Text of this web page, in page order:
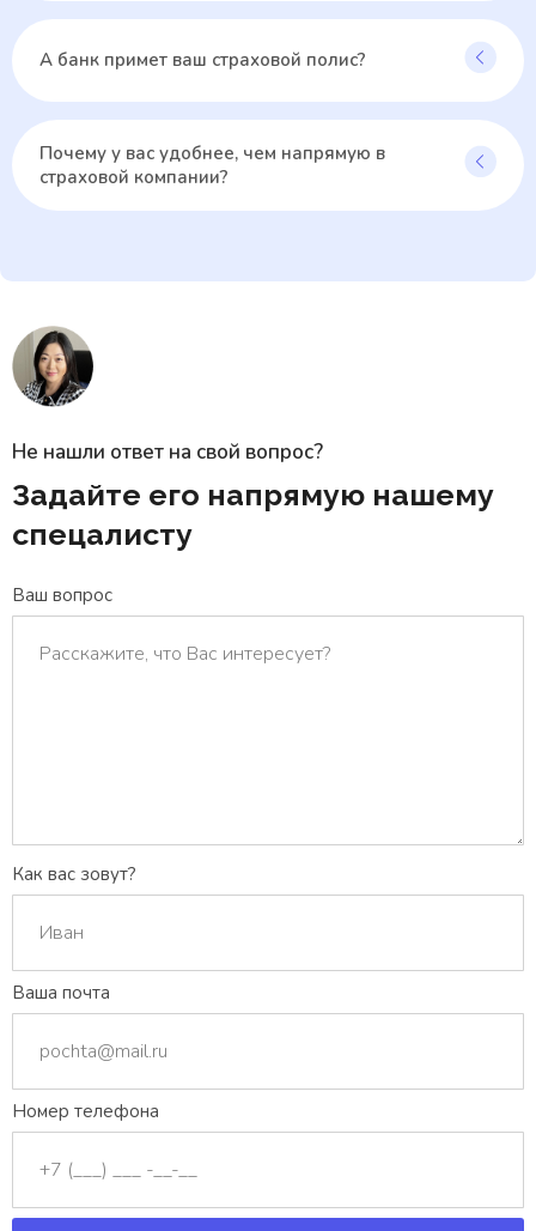
А банк примет ваш страховой полис?
Почему у вас удобнее, чем напрямую в
страховой компании?
Не нашли ответ на свой вопрос?
Задайте его напрямую нашему
спецалисту
Ваш вопрос
Как вас зовут?
Ваша почта
Номер телефона